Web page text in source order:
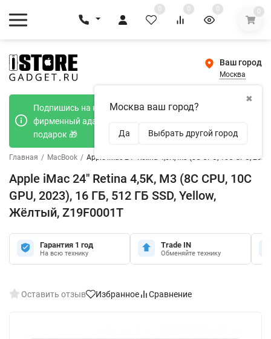
0 0 0 0
Ваш город
Москва
✖
Москва ваш город?
Да Выбрать другой город
Подпишись на наш телеграмм канал и получи
фирменный адаптер Type-C 20W при покупке в
подарок 🎁
Главная / MacBook / Apple iMac 24" Retina 4,5K, M3 (8C CPU, 10C GPU,
Apple iMac 24" Retina 4,5K, M3 (8C CPU, 10C
GPU, 2023), 16 ГБ, 512 ГБ SSD, Yellow,
Жёлтый, Z19F0001T
Гарантия 1 год
На всю технику
Trade IN
Обменяйте технику
Оставить отзыв Избранное Сравнение